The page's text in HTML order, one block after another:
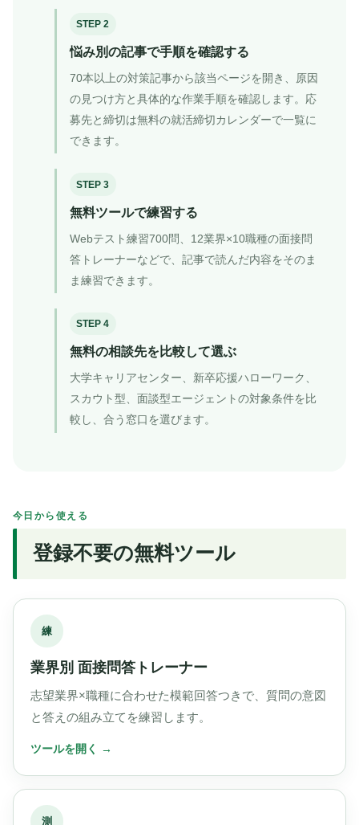
STEP 2
悩み別の記事で手順を確認する
70本以上の対策記事から該当ページを開き、原因
の見つけ方と具体的な作業手順を確認します。応
募先と締切は無料の就活締切カレンダーで一覧に
できます。
STEP 3
無料ツールで練習する
Webテスト練習700問、12業界×10職種の面接問
答トレーナーなどで、記事で読んだ内容をそのま
ま練習できます。
STEP 4
無料の相談先を比較して選ぶ
大学キャリアセンター、新卒応援ハローワーク、
スカウト型、面談型エージェントの対象条件を比
較し、合う窓口を選びます。
今日から使える
登録不要の無料ツール
練
業界別 面接問答トレーナー
志望業界×職種に合わせた模範回答つきで、質問の意図
と答えの組み立てを練習します。
測